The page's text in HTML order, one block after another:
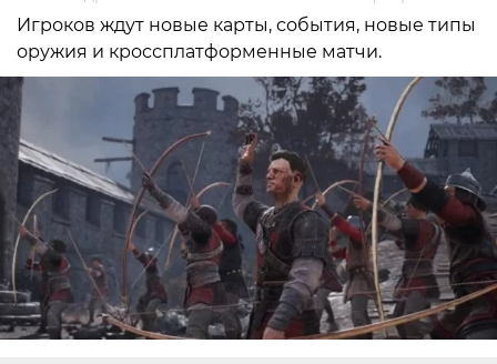
Игроков ждут новые карты, события, новые типы
оружия и кроссплатформенные матчи.